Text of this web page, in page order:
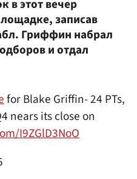
в этот вечер
записав
Гриффин набрал
и отдал
for Blake Griffin- 24 PTs,
nears its close on
I9ZGlD3NoO